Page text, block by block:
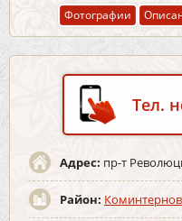
Фотографии
Тел.
Адрес: пр-т
Район: